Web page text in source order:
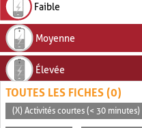
Faible
Moyenne
Élevée
TOUTES LES FICHES (0)
(X) Activités courtes (< 30 minutes)